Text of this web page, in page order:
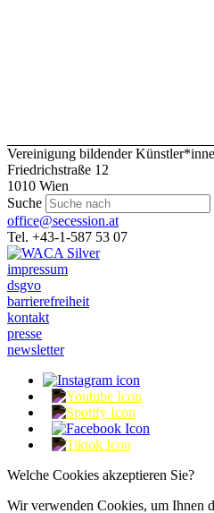
Vereinigung bildender
Friedrichstraße 12
1010 Wien
Suche
office@secession.at
Tel. +43-1-587 53 07
impressum
dsgvo
barrierefreiheit
kontakt
presse
newsletter
Welche Cookies akzeptieren Sie?
Wir verwenden Cookies, um Ihnen